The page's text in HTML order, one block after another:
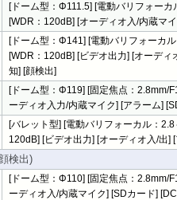
[ドーム型：Φ111.5] [電動バリフォー
[WDR：120dB] [オーディオ入/内蔵マ
[ドーム型：Φ141] [電動バリフォーカ
[WDR：120dB] [ビデオ出力] [オーデ
知] [顔検出]
[ドーム型：Φ119] [固定焦点：2.8mm/
ーディオ入力/内蔵マイク] [アラーム]
[バレット型] [電動バリフォーカル：
120dB] [ビデオ出力] [オーディオ入/出]
検出)
[ドーム型：Φ110] [固定焦点：2.8mm/
ーディオ入/内蔵マイク] [SDカード]